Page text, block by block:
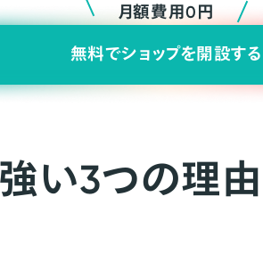
月額費用0円
無料でショップを開設する
い3つの理由